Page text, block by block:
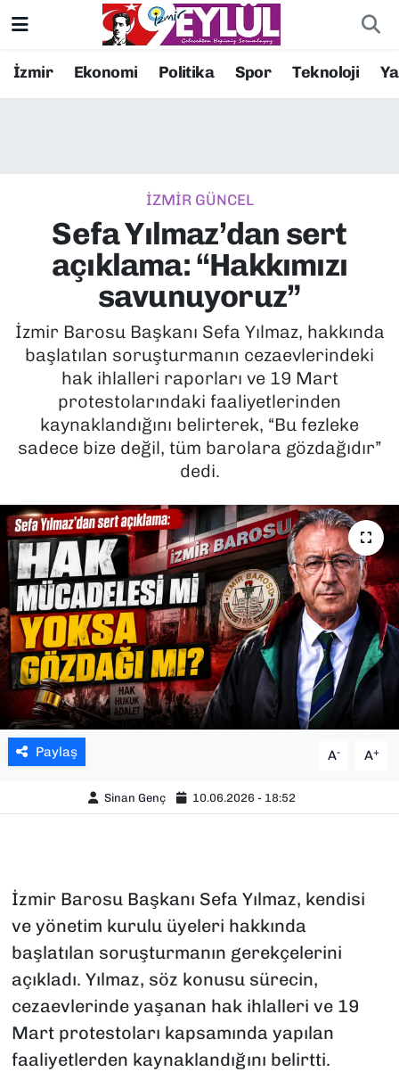
İzmir Ekonomi Politika Spor Teknoloji
İZMİR GÜNCEL
Sefa Yılmaz’dan sert
açıklama: “Hakkımızı
savunuyoruz”
İzmir Barosu Başkanı Sefa Yılmaz, hakkında
başlatılan soruşturmanın cezaevlerindeki
hak ihlalleri raporları ve 19 Mart
protestolarındaki faaliyetlerinden
kaynaklandığını belirterek, “Bu fezleke
sadece bize değil, tüm barolara gözdağıdır”
dedi.
Paylaş A- A+
Sinan Genç 10.06.2026 - 18:52
İzmir Barosu Başkanı Sefa Yılmaz, kendisi
ve yönetim kurulu üyeleri hakkında
başlatılan soruşturmanın gerekçelerini
açıkladı. Yılmaz, söz konusu sürecin,
cezaevlerinde yaşanan hak ihlalleri ve 19
Mart protestoları kapsamında yapılan
faaliyetlerden kaynaklandığını belirtti.
Resmi İlanlar
EKONOMİ
KÜLTÜR SANAT
MAGAZİN
POLİTİKA
SAĞLIK
TEKNOLOJİ
YAŞAM
YEREL YÖNETİMLER
Konak Nöbetçi Eczaneler
Süper Lig Puan Durumu ve Fikstür
Tüm Manşetler
Son Dakika Haberleri
Haber Arşivi